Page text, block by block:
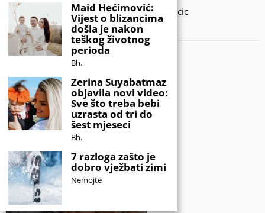
Developed by Amar SIjercic
IZAŠAO JE NOVI MAGAZIN!
Maid Hećimović:
Vijest o blizancima
došla je nakon
teškog životnog
perioda
Bh.
Zerina Suyabatmaz
objavila novi video:
Sve što treba bebi
uzrasta od tri do
šest mjeseci
Bh.
7 razloga zašto je
dobro vježbati zimi
Nemojte